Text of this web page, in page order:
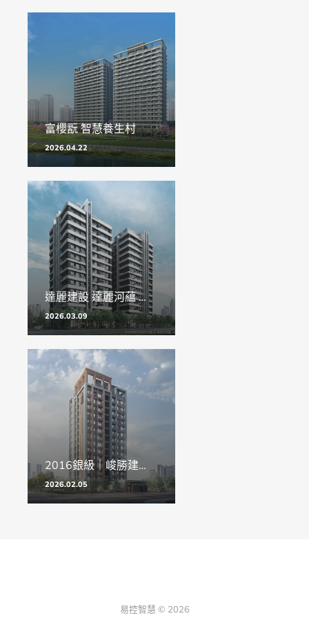
2026.04.22
富櫻翫 智慧養生村
2026.03.09
達麗建設 達麗河藴 社區機器人
2026.02.05
2016銀級｜峻勝建設 文化首勝
易控智慧 © 2026